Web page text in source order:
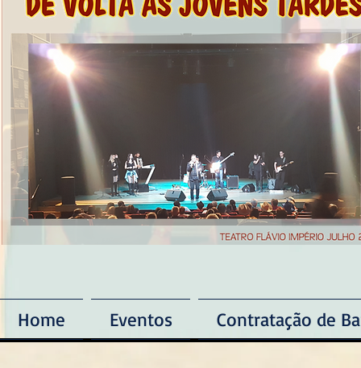
Home Eventos Contratação de